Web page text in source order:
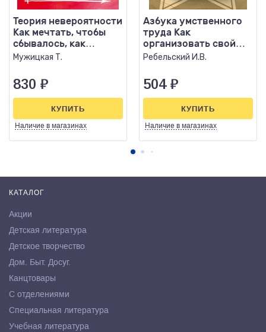
Теория невероятности
Как мечтать, чтобы
сбывалось, как
планировать...
Мужицкая Т.
830 ₽
Наличие в магазинах
КУПИТЬ
Азбука умственного
труда Как
организовать свой
труд и отдых, как
Ребельский И.В.
504 ₽
Наличие в магазинах
КУПИТЬ
КАТАЛОГ
Акции
Детская литература
Детское творчество
Дом. Быт. Досуг.
Канцтовары
С отделениями
Специальная литература
Учебная литература